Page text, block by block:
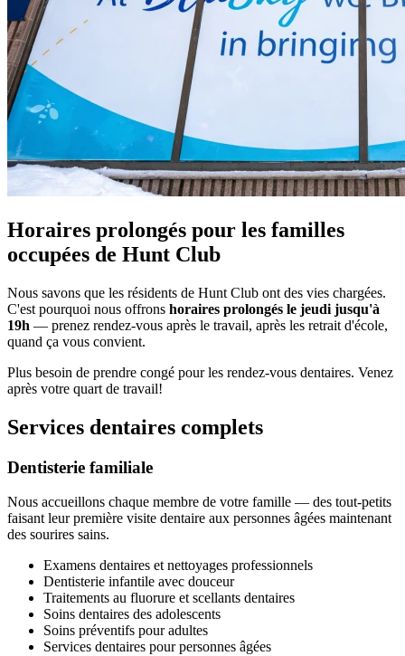
Horaires prolongés pour les familles
occupées de Hunt Club
Nous savons que les résidents de Hunt Club ont des vies chargées.
C'est pourquoi nous offrons horaires prolongés le jeudi jusqu'à
19h — prenez rendez-vous après le travail, après les retrait d'école,
quand ça vous convient.
Plus besoin de prendre congé pour les rendez-vous dentaires. Venez
après votre quart de travail!
Services dentaires complets
Dentisterie familiale
Nous accueillons chaque membre de votre famille — des tout-petits
faisant leur première visite dentaire aux personnes âgées maintenant
des sourires sains.
Examens dentaires et nettoyages professionnels
Dentisterie infantile avec douceur
Traitements au fluorure et scellants dentaires
Soins dentaires des adolescents
Soins préventifs pour adultes
Services dentaires pour personnes âgées